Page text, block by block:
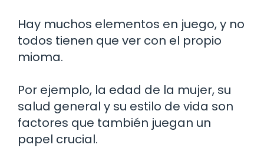
Hay muchos elementos en juego, y no
todos tienen que ver con el propio
mioma.
Por ejemplo, la edad de la mujer, su
salud general y su estilo de vida son
factores que también juegan un
papel crucial.